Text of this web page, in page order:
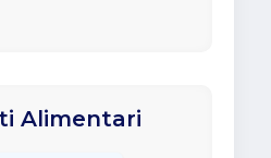
Alimentari